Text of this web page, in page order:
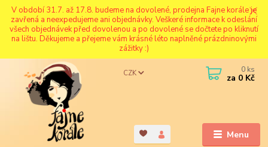
V období 31.7. až 17.8. budeme na dovolené, prodejna Fajne korále je
zavřená a neexpedujeme ani objednávky. Veškeré informace k odeslání
všech objednávek před dovolenou a po dovolené se dočtete po kliknutí
na lištu. Děkujeme a přejeme vám krásné léto naplněné prázdninovými
zážitky :)
Menu
CZK 0 ks
za 0 Kč